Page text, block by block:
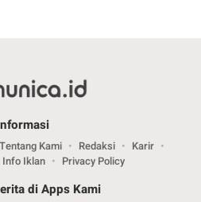
Tentang Kami Redaksi
Karir
Info Iklan Privacy Policy
di Apps Kami